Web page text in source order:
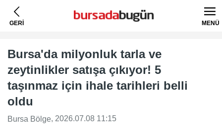
GERİ MENÜ
Bursa'da milyonluk tarla ve
zeytinlikler satışa çıkıyor! 5
taşınmaz için ihale tarihleri belli
oldu
Bursa Bölge, 2026.07.08 11:15